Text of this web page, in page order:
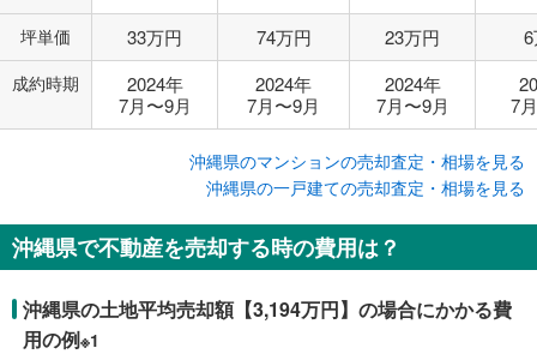
坪単価 33万円 74万円 23万円
成約時期
2024年
7月〜9月
2024年
7月〜9月
2024年
7月〜9月
7
沖縄県のマンションの売却査定・相場を見る
沖縄県の一戸建ての売却査定・相場を見る
沖縄県で不動産を売却する時の費用は？
沖縄県の土地平均売却額【3,194万円】の場合にかかる費
用の例※1